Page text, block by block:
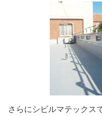
さらにシビルマテックス